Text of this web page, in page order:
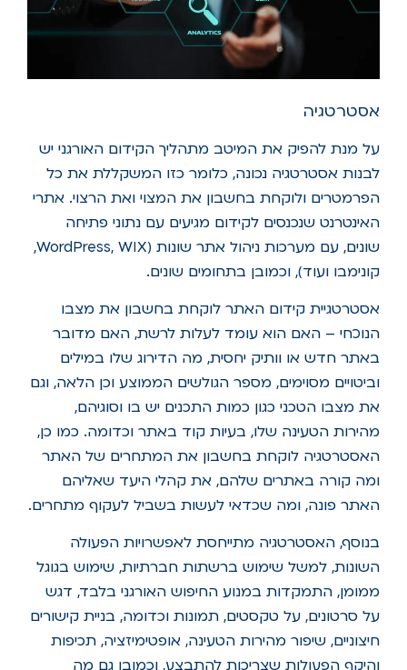
אסטרטגיה
על מנת להפיק את המיטב מתהליך הקידום האורגני יש
לבנות אסטרטגיה נכונה, כלומר כזו המשקללת את כל
הפרמטרים ולוקחת בחשבון את המצוי ואת הרצוי. אתרי
האינטרנט שנכנסים לקידום מגיעים עם נתוני פתיחה
שונים, עם מערכות ניהול אתר שונות (WordPress, WIX,
קונימבו ועוד), וכמובן בתחומים שונים.
אסטרטגיית קידום האתר לוקחת בחשבון את מצבו
הנוכחי – האם הוא עומד לעלות לרשת, האם מדובר
באתר חדש או וותיק יחסית, מה הדירוג שלו במילים
וביטויים מסוימים, מספר הגולשים הממוצע וכן הלאה, וגם
את מצבו הטכני כגון כמות התכנים יש בו וסוגיהם,
מהירות הטעינה שלו, בעיות קוד באתר וכדומה. כמו כן,
האסטרטגיה לוקחת בחשבון את המתחרים של האתר
ומה קורה באתרים שלהם, את קהלי היעד שאליהם
האתר פונה, ומה שכדאי לעשות בשביל לעקוף מתחרים.
בנוסף, האסטרטגיה מתייחסת לאפשרויות הפעולה
השונות, למשל שימוש ברשתות חברתיות, שימוש בגוגל
ממומן, התמקדות במנוע החיפוש האורגני בלבד, דגש
על סרטונים, על טקסטים, תמונות וכדומה, בניית קישורים
חיצוניים, שיפור מהירות הטעינה, אופטימיזציה, תכיפות
והיקף הפעולות שצריכות להתבצע, וכמובן גם מה